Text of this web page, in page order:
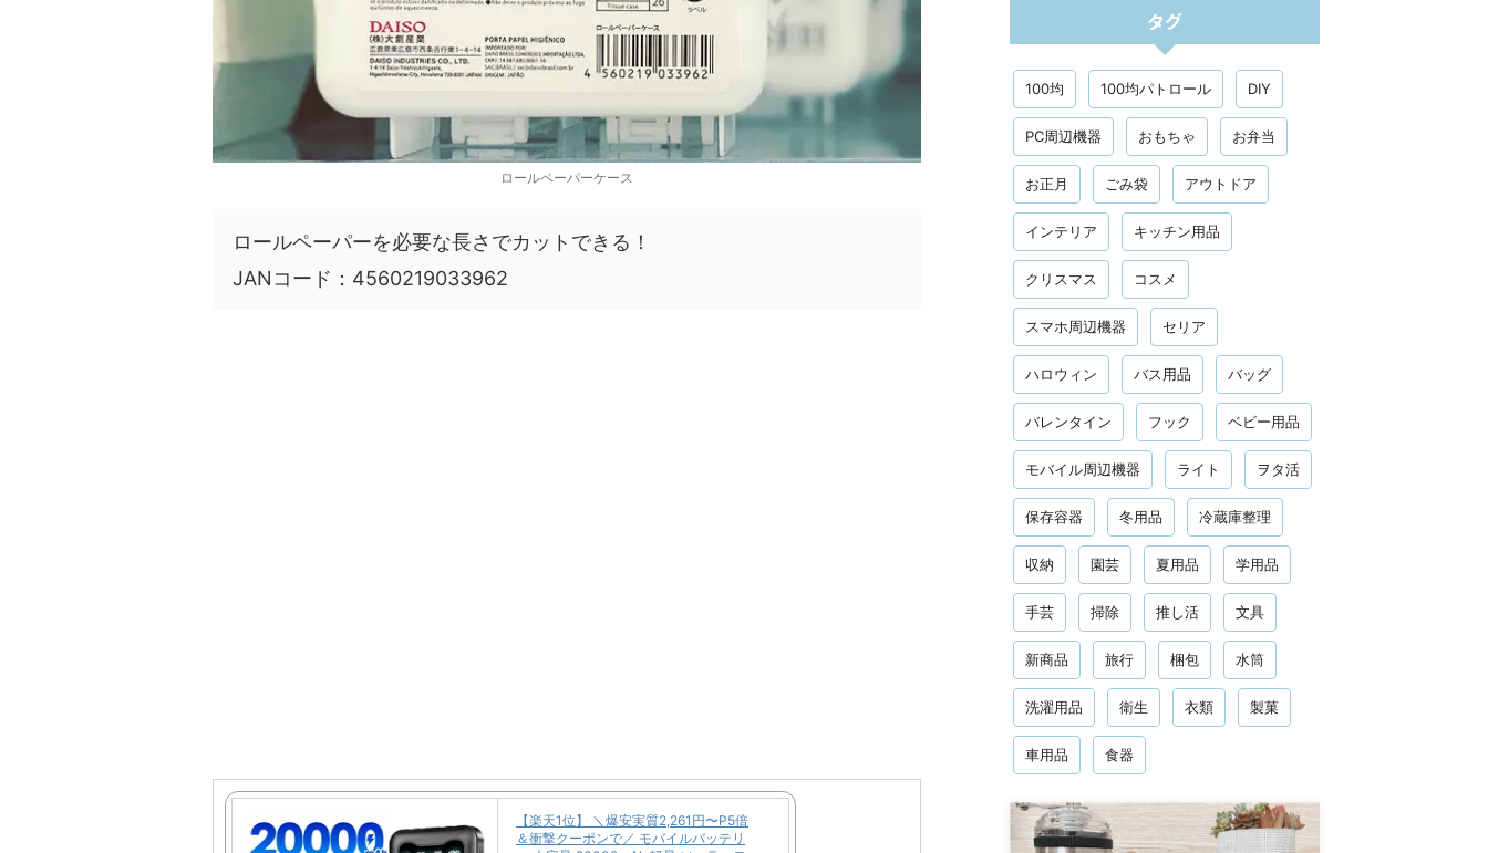
ロールペーパーケース
ロールペーパーを必要な長さでカットできる！
JANコード：4560219033962
【楽天1位】 ＼爆安実質2,261円〜P5倍
＆衝撃クーポンで／ モバイルバッテリ
タグ
100均 100均パトロール DIY
PC周辺機器 おもちゃ お弁当
お正月 ごみ袋 アウトドア
インテリア キッチン用品
クリスマス コスメ
スマホ周辺機器 セリア
ハロウィン バス用品 バッグ
バレンタイン フック ベビー用品
モバイル周辺機器 ライト ヲタ活
保存容器 冬用品 冷蔵庫整理
収納 園芸 夏用品 学用品
手芸 掃除 推し活 文具
新商品 旅行 梱包 水筒
洗濯用品 衛生 衣類 製菓
車用品 食器